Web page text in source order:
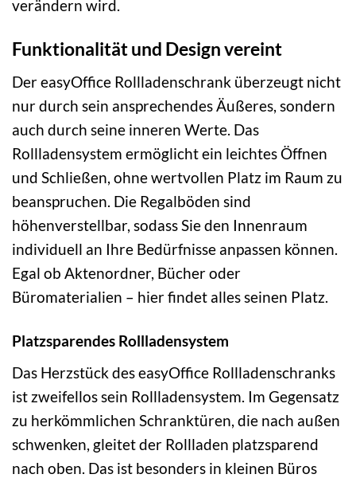
verändern wird.
Funktionalität und Design vereint
Der easyOffice Rollladenschrank überzeugt nicht
nur durch sein ansprechendes Äußeres, sondern
auch durch seine inneren Werte. Das
Rollladensystem ermöglicht ein leichtes Öffnen
und Schließen, ohne wertvollen Platz im Raum zu
beanspruchen. Die Regalböden sind
höhenverstellbar, sodass Sie den Innenraum
individuell an Ihre Bedürfnisse anpassen können.
Egal ob Aktenordner, Bücher oder
Büromaterialien – hier findet alles seinen Platz.
Platzsparendes Rollladensystem
Das Herzstück des easyOffice Rollladenschranks
ist zweifellos sein Rollladensystem. Im Gegensatz
zu herkömmlichen Schranktüren, die nach außen
schwenken, gleitet der Rollladen platzsparend
nach oben. Das ist besonders in kleinen Büros